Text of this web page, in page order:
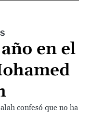
en el
confesó que no ha